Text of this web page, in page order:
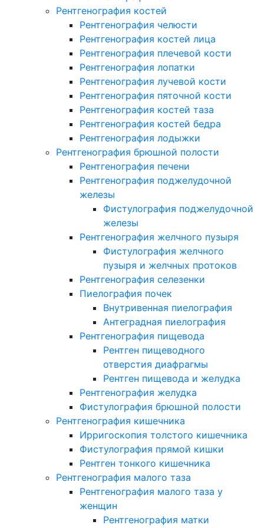
Рентгенография костей
Рентгенография челюсти
Рентгенография костей лица
Рентгенография плечевой кости
Рентгенография лопатки
Рентгенография лучевой кости
Рентгенография пяточной кости
Рентгенография костей таза
Рентгенография костей бедра
Рентгенография лодыжки
Рентгенография брюшной полости
Рентгенография печени
Рентгенография поджелудочной
железы
Фистулография поджелудочной
железы
Рентгенография желчного пузыря
Фистулография желчного
пузыря и желчных протоков
Рентгенография селезенки
Пиелография почек
Внутривенная пиелография
Антеградная пиелография
Рентгенография пищевода
Рентген пищеводного
отверстия диафрагмы
Рентген пищевода и желудка
Рентгенография желудка
Фистулография брюшной полости
Рентгенография кишечника
Ирригоскопия толстого кишечника
Фистулография прямой кишки
Рентген тонкого кишечника
Рентгенография малого таза
Рентгенография малого таза у
женщин
Рентгенография матки